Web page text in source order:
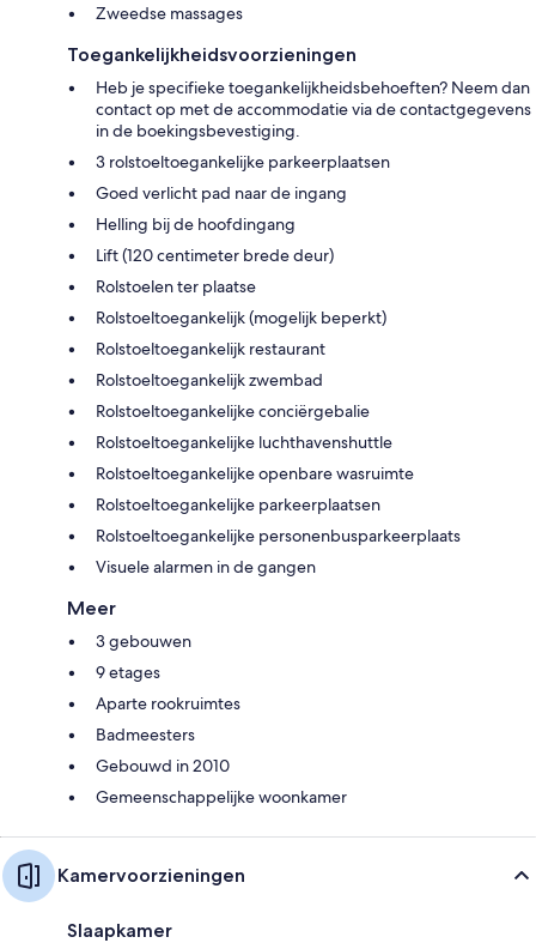
Zweedse massages
Toegankelijkheidsvoorzieningen
Heb je specifieke toegankelijkheidsbehoeften? Neem dan
contact op met de accommodatie via de contactgegevens
in de boekingsbevestiging.
3 rolstoeltoegankelijke parkeerplaatsen
Goed verlicht pad naar de ingang
Helling bij de hoofdingang
Lift (120 centimeter brede deur)
Rolstoelen ter plaatse
Rolstoeltoegankelijk (mogelijk beperkt)
Rolstoeltoegankelijk restaurant
Rolstoeltoegankelijk zwembad
Rolstoeltoegankelijke conciërgebalie
Rolstoeltoegankelijke luchthavenshuttle
Rolstoeltoegankelijke openbare wasruimte
Rolstoeltoegankelijke parkeerplaatsen
Rolstoeltoegankelijke personenbusparkeerplaats
Visuele alarmen in de gangen
Meer
3 gebouwen
9 etages
Aparte rookruimtes
Badmeesters
Gebouwd in 2010
Gemeenschappelijke woonkamer
Kamervoorzieningen
Slaapkamer